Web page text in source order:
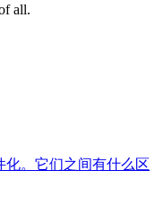
all.
化。它们之间有什么区